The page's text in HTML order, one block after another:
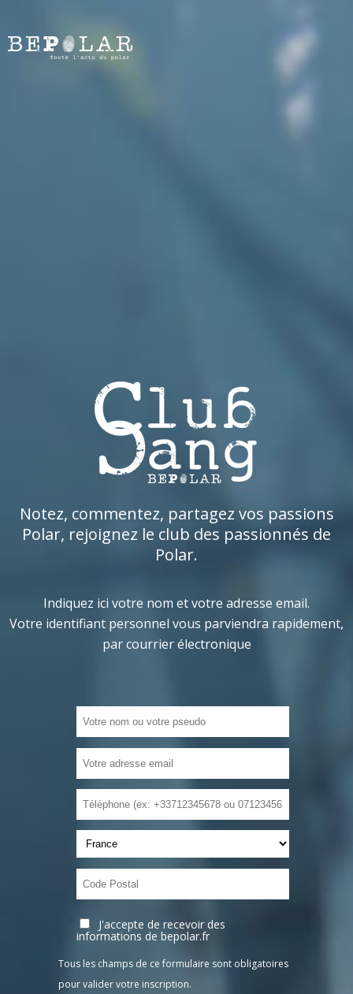
Notez, commentez, partagez vos passions
Polar, rejoignez le club des passionnés de
Polar.
Indiquez ici votre nom et votre adresse email.
Votre identifiant personnel vous parviendra rapidement,
par courrier électronique
J'accepte de recevoir des
informations de bepolar.fr
Tous les champs de ce formulaire sont obligatoires
pour valider votre inscription.